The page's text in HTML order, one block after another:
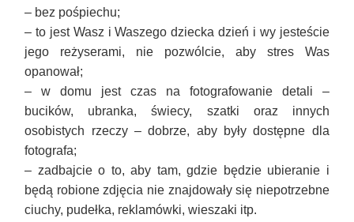
– bez pośpiechu;
– to jest Wasz i Waszego dziecka dzień i wy jesteście
jego reżyserami, nie pozwólcie, aby stres Was
opanował;
– w domu jest czas na fotografowanie detali –
bucików, ubranka, świecy, szatki oraz innych
osobistych rzeczy – dobrze, aby były dostępne dla
fotografa;
– zadbajcie o to, aby tam, gdzie będzie ubieranie i
będą robione zdjęcia nie znajdowały się niepotrzebne
ciuchy, pudełka, reklamówki, wieszaki itp.